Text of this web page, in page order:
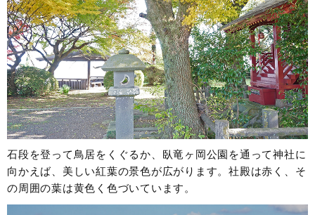
石段を登って鳥居をくぐるか、臥竜ヶ岡公園を通って神社に
向かえば、美しい紅葉の景色が広がります。社殿は赤く、そ
の周囲の葉は黄色く色づいています。